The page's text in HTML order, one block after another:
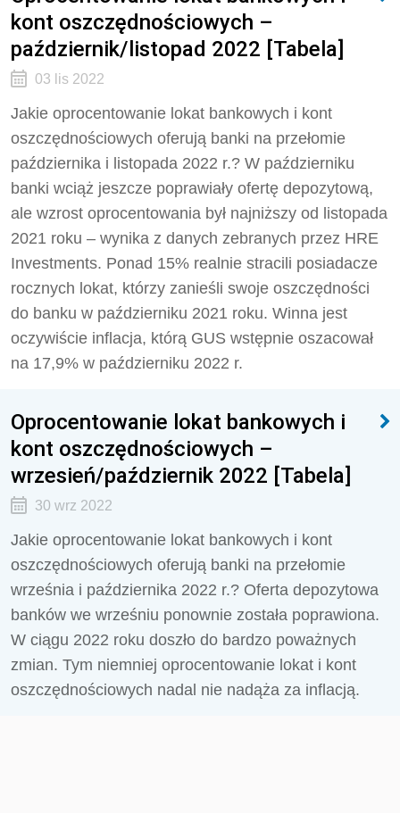
kont oszczędnościowych –
październik/listopad 2022 [Tabela]
03 lis 2022
Jakie oprocentowanie lokat bankowych i kont
oszczędnościowych oferują banki na przełomie
października i listopada 2022 r.? W październiku
banki wciąż jeszcze poprawiały ofertę depozytową,
ale wzrost oprocentowania był najniższy od listopada
2021 roku – wynika z danych zebranych przez HRE
Investments. Ponad 15% realnie stracili posiadacze
rocznych lokat, którzy zanieśli swoje oszczędności
do banku w październiku 2021 roku. Winna jest
oczywiście inflacja, którą GUS wstępnie oszacował
na 17,9% w październiku 2022 r.
Oprocentowanie lokat bankowych i
kont oszczędnościowych –
wrzesień/październik 2022 [Tabela]
30 wrz 2022
Jakie oprocentowanie lokat bankowych i kont
oszczędnościowych oferują banki na przełomie
września i października 2022 r.? Oferta depozytowa
banków we wrześniu ponownie została poprawiona.
W ciągu 2022 roku doszło do bardzo poważnych
zmian. Tym niemniej oprocentowanie lokat i kont
oszczędnościowych nadal nie nadąża za inflacją.